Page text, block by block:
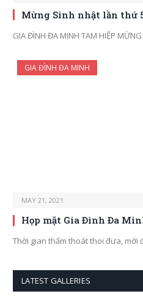
Mừng Sinh nhật lần thứ
GIA ĐÌNH ĐA MINH TAM HIỆP
GIA ĐÌNH ĐA MINH
MAY 21, 2021
Họp mặt Gia Đình Đa
Thời gian thấm thoát thoi đưa, mới
LATEST GALLERIES